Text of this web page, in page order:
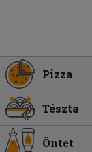
Pizza
Tészta
Öntet